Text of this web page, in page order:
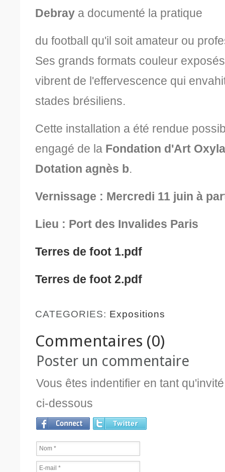
Debray a documenté la pratique
du football qu'il soit amateur ou
Ses grands formats couleur
vibrent de l'effervescence qui
stades brésiliens.
Cette installation a été rendue
engagé de la Fondation d'Art
Dotation agnès b.
Vernissage : Mercredi 11 juin à
Lieu : Port des Invalides Paris
Terres de foot 1.pdf
Terres de foot 2.pdf
CATEGORIES: Expositions
Commentaires (0)
Poster un commentaire
Vous êtes indentifier en tant
ci-dessous